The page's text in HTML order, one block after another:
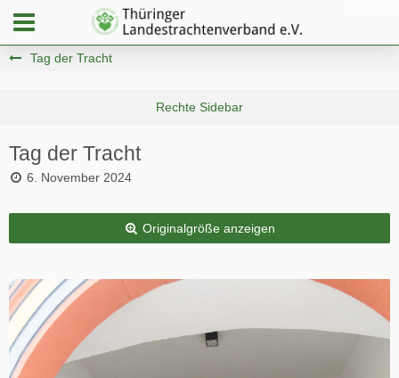
Tag der Tracht
Tag der Tracht
6. November 2024
Originalgröße anzeigen